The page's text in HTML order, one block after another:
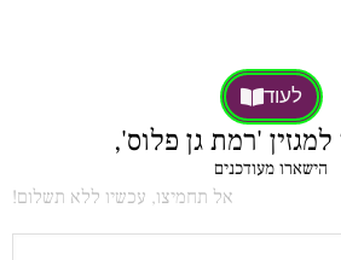
לעוד
למגזין 'רמת גן פלוס',
הישארו מעודכנים
אל תחמיצו, עכשיו ללא תשלום!